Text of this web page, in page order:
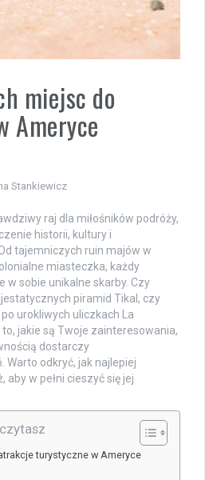
miejsc do
Ameryce
Stankiewicz
raj dla miłośników podróży,
historii, kultury i
tajemniczych ruin majów w
miasteczka, każdy
w sobie unikalne skarby. Czy
piramid Tikal, czy
urokliwych uliczkach La
jakie są Twoje zainteresowania,
dostarczy
Warto odkryć, jak najlepiej
w pełni cieszyć się jej
turystyczne w Ameryce